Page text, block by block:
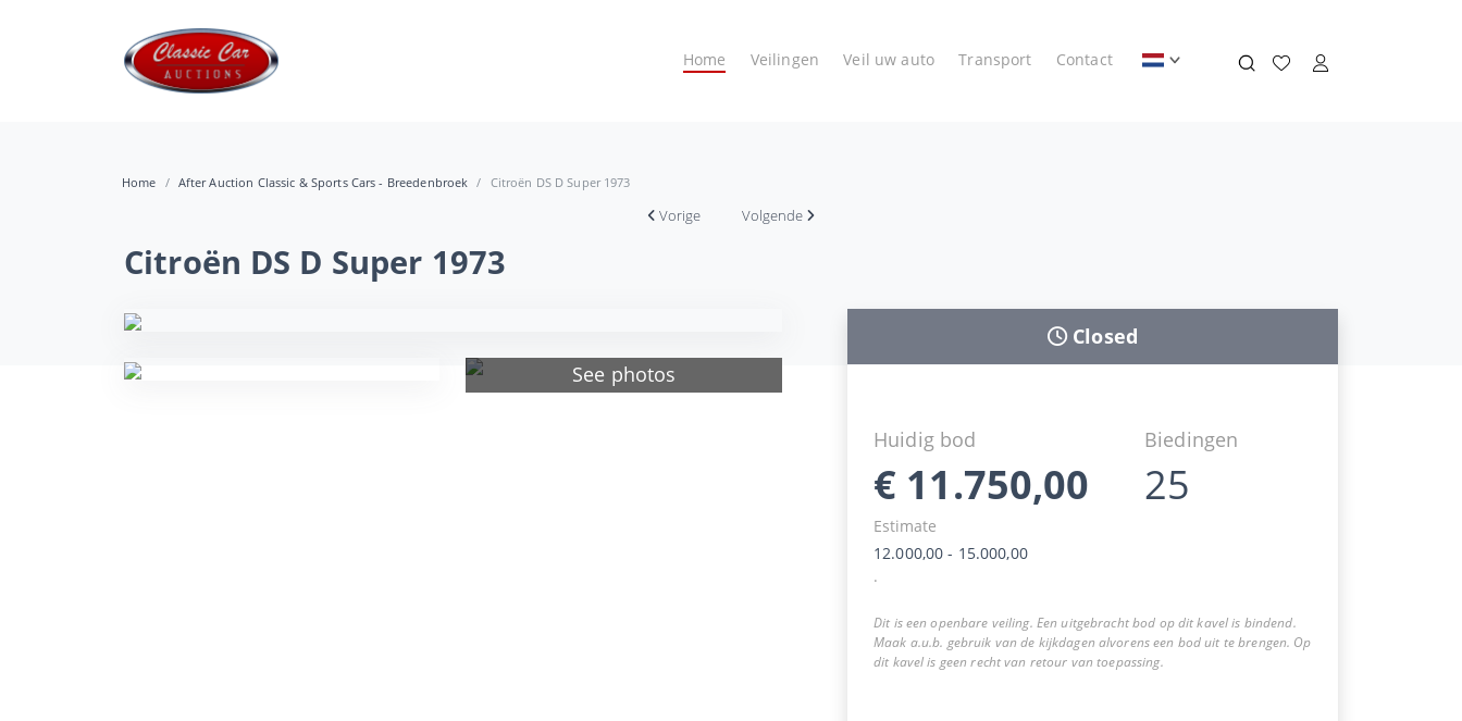
Home Veilingen Veil uw auto Transport Contact
Home After Auction Classic & Sports Cars - Breedenbroek Citroën DS D Super 1973
Vorige Volgende
Citroën DS D Super 1973
See photos
Closed
Huidig bod
€ 11.750,00
Biedingen
25
Estimate
12.000,00 - 15.000,00
.
Dit is een openbare veiling. Een uitgebracht bod op dit kavel is bindend.
Maak a.u.b. gebruik van de kijkdagen alvorens een bod uit te brengen. Op
dit kavel is geen recht van retour van toepassing.